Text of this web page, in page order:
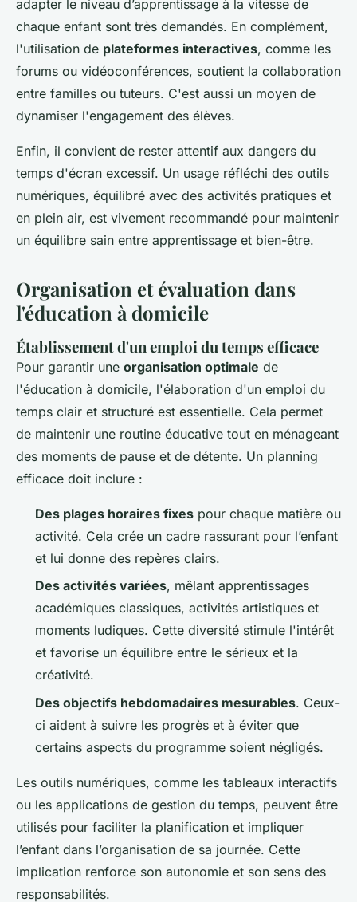
adapter le niveau d’apprentissage à la vitesse de
chaque enfant sont très demandés. En complément,
l'utilisation de plateformes interactives, comme les
forums ou vidéoconférences, soutient la collaboration
entre familles ou tuteurs. C'est aussi un moyen de
dynamiser l'engagement des élèves.
Enfin, il convient de rester attentif aux dangers du
temps d'écran excessif. Un usage réfléchi des outils
numériques, équilibré avec des activités pratiques et
en plein air, est vivement recommandé pour maintenir
un équilibre sain entre apprentissage et bien-être.
Organisation et évaluation dans
l'éducation à domicile
Établissement d'un emploi du temps efficace
Pour garantir une organisation optimale de
l'éducation à domicile, l'élaboration d'un emploi du
temps clair et structuré est essentielle. Cela permet
de maintenir une routine éducative tout en ménageant
des moments de pause et de détente. Un planning
efficace doit inclure :
Des plages horaires fixes pour chaque matière ou
activité. Cela crée un cadre rassurant pour l’enfant
et lui donne des repères clairs.
Des activités variées, mêlant apprentissages
académiques classiques, activités artistiques et
moments ludiques. Cette diversité stimule l'intérêt
et favorise un équilibre entre le sérieux et la
créativité.
Des objectifs hebdomadaires mesurables. Ceux-
ci aident à suivre les progrès et à éviter que
certains aspects du programme soient négligés.
Les outils numériques, comme les tableaux interactifs
ou les applications de gestion du temps, peuvent être
utilisés pour faciliter la planification et impliquer
l’enfant dans l’organisation de sa journée. Cette
implication renforce son autonomie et son sens des
responsabilités.